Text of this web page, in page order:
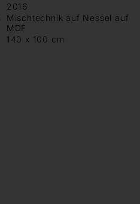
2016
Mischtechnik auf Nessel auf
MDF
140 x 100 cm